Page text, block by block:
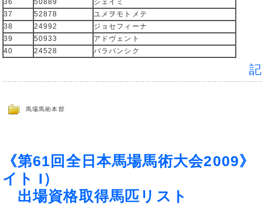
36 50889
シェイミ
37
52878
ユメヲモトメテ
38
24992
ジョセフィーナ
39
50933
アドヴェント
40
24528 バラバンシク
馬場馬術本部
《第61回全日本馬場馬術大会2009
イト I）
出場資格取得馬匹リスト